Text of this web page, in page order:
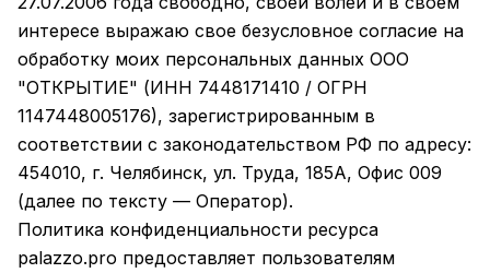
интересе выражаю свое безусловное согласие на
обработку моих персональных данных ООО
"ОТКРЫТИЕ" (ИНН 7448171410 / ОГРН
1147448005176), зарегистрированным в
соответствии с законодательством РФ по адресу:
454010, г. Челябинск, ул. Труда, 185А, Офис 009
(далее по тексту — Оператор).
Политика конфиденциальности ресурса
palazzo.pro предоставляет пользователям